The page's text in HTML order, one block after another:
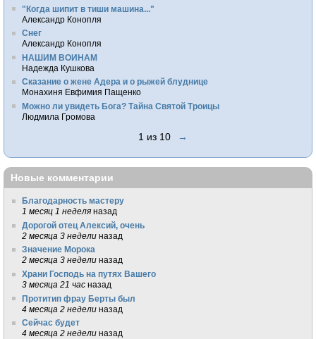
"Когда шипит в тиши машина..."
Александр Конопля
Снег
Александр Конопля
НАШИМ ВОИНАМ
Надежда Кушкова
Сказание о жене Адера и о рыжей блуднице
Монахиня Евфимия Пащенко
Можно ли увидеть Бога? Тайна Святой Троицы
Людмила Громова
1 из 10 →
Новые комментарии
Благодарность мастеру
1 месяц 1 неделя назад
Дорогой отец Алексий, очень
2 месяца 3 недели назад
Значение Морока
2 месяца 3 недели назад
Храни Господь на путях Вашего
3 месяца 21 час назад
Протитип фрау Берты был
4 месяца 2 недели назад
Сейчас будет
4 месяца 2 недели назад